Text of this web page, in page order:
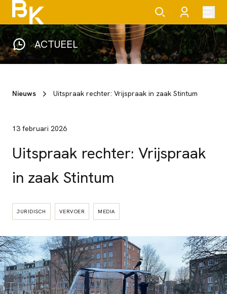
ACTUEEL
Nieuws Uitspraak rechter: Vrijspraak in zaak Stintum
13 februari 2026
Uitspraak rechter: Vrijspraak
in zaak Stintum
JURIDISCH VERVOER MEDIA